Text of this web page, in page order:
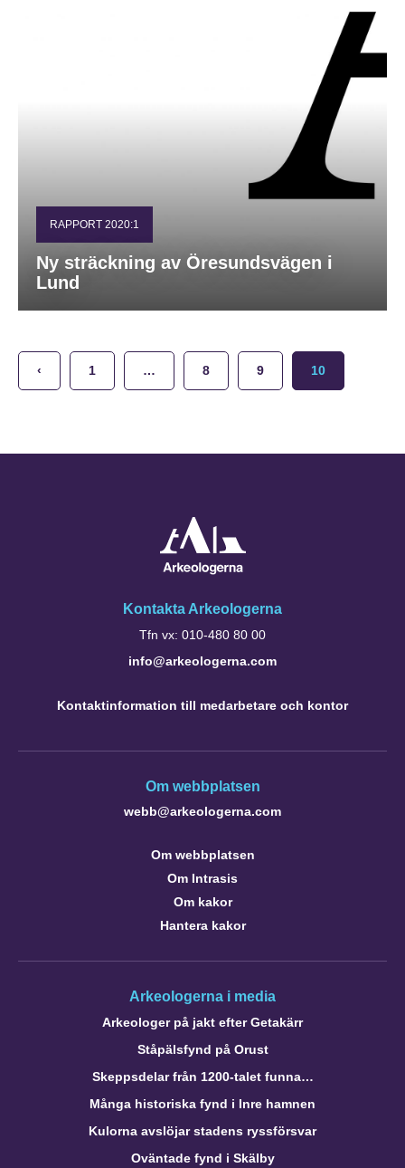
RAPPORT 2020:1
Ny sträckning av Öresundsvägen i
Lund
‹ 1 … 8 9 10
Kontakta Arkeologerna
Tfn vx: 010-480 80 00
info@arkeologerna.com
Kontaktinformation till medarbetare och kontor
Om webbplatsen
webb@arkeologerna.com
Om webbplatsen
Om Intrasis
Om kakor
Hantera kakor
Arkeologerna i media
Arkeologer på jakt efter Getakärr
Ståpälsfynd på Orust
Skeppsdelar från 1200-talet funna…
Många historiska fynd i Inre hamnen
Kulorna avslöjar stadens ryssförsvar
Oväntade fynd i Skälby